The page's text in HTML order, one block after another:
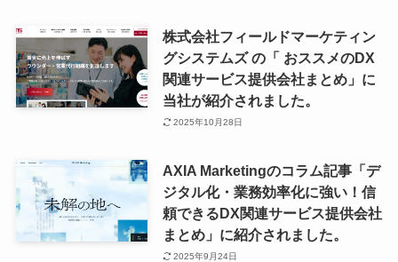
株式会社フィールドマーケティン
グシステムズ の「 おススメのDX
関連サービス提供会社まとめ」に
当社が紹介されました。
2025年10月28日
AXIA Marketingのコラム記事「デ
ジタル化・業務効率化に強い！信
頼できるDX関連サービス提供会社
まとめ」に紹介されました。
2025年9月24日